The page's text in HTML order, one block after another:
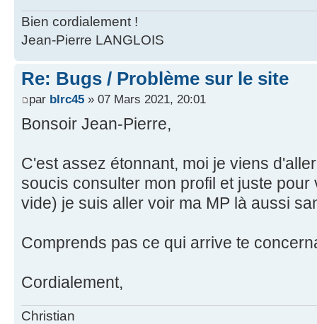
Bien cordialement !
Jean-Pierre LANGLOIS
Re: Bugs / Problème sur le site
par blrc45 » 07 Mars 2021, 20:01
Bonsoir Jean-Pierre,
C'est assez étonnant, moi je viens
soucis consulter mon profil et juste
vide) je suis aller voir ma MP là aussi
Comprends pas ce qui arrive te
Cordialement,
Christian